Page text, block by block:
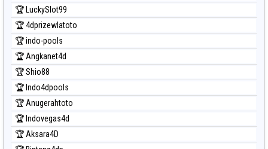
🏆 LuckySlot99
🏆 4dprizewlatoto
🏆 indo-pools
🏆 Angkanet4d
🏆 Shio88
🏆 Indo4dpools
🏆 Anugerahtoto
🏆 Indovegas4d
🏆 Aksara4D